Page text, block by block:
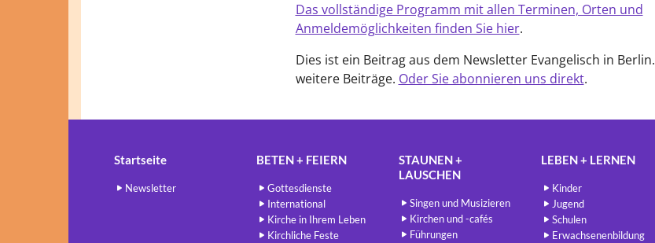
Das vollständige Programm mit allen Terminen, Orten und
Anmeldemöglichkeiten finden Sie hier.
Dies ist ein Beitrag aus dem Newsletter Evangelisch in Berlin.
weitere Beiträge. Oder Sie abonnieren uns direkt.
Startseite
Newsletter
BETEN + FEIERN
Gottesdienste
International
Kirche in Ihrem Leben
Kirchliche Feste
STAUNEN +
LAUSCHEN
Singen und Musizieren
Kirchen und -cafés
Führungen
LEBEN + LERNEN
Kinder
Jugend
Schulen
Erwachsenenbildung